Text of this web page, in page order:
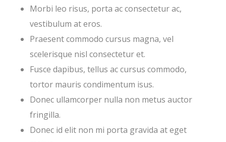
Morbi leo risus, porta ac consectetur ac,
vestibulum at eros.
Praesent commodo cursus magna, vel
scelerisque nisl consectetur et.
Fusce dapibus, tellus ac cursus commodo,
tortor mauris condimentum isus.
Donec ullamcorper nulla non metus auctor
fringilla.
Donec id elit non mi porta gravida at eget